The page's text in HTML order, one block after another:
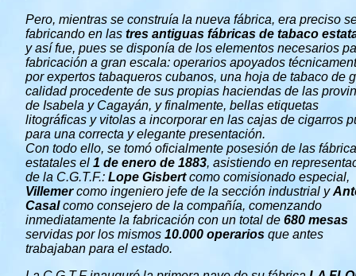
Pero, mientras se construía la nueva fábrica, era preciso
fabricando en las tres antiguas fábricas de tabaco
y así fue, pues se disponía de los elementos necesarios
fabricación a gran escala: operarios apoyados
por expertos tabaqueros cubanos, una hoja de tabaco de
calidad procedente de sus propias haciendas de las
de Isabela y Cagayán, y finalmente, bellas etiquetas
litográficas y vitolas a incorporar en las cajas de cigarros
para una correcta y elegante presentación.
Con todo ello, se tomó oficialmente posesión de las
estatales el 1 de enero de 1883, asistiendo en
de la C.G.T.F.: Lope Gisbertcomo comisionado especial,
Villemercomo ingeniero jefe de la sección industrial y
Casalcomo consejero de la compañía, comenzando
inmediatamente la fabricación con un total de 680 mesas
servidas por los mismos 10.000 operarios que antes
trabajaban para el estado.